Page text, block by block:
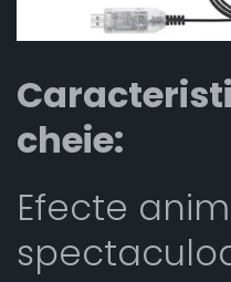
cheie:
Efecte